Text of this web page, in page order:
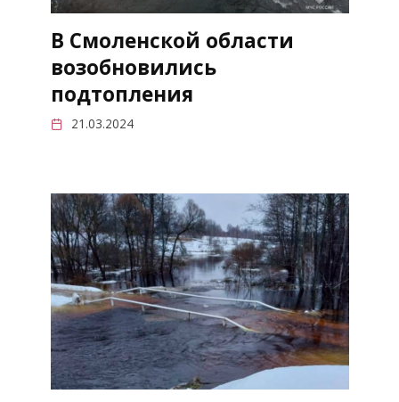
В Смоленской области
возобновились
подтопления
21.03.2024